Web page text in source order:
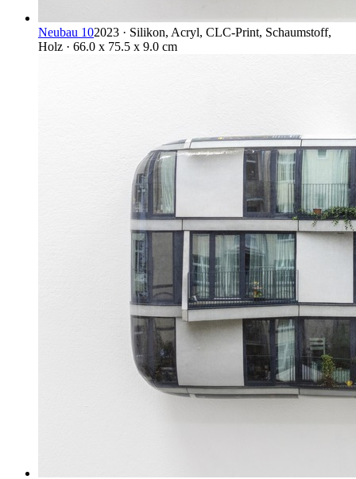
Neubau 102023 · Silikon, Acryl, CLC-Print, Schaumstoff,
Holz · 66.0 x 75.5 x 9.0 cm